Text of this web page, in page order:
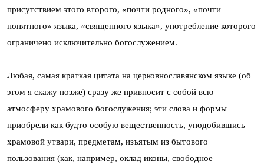
присутствием этого второго, «почти родного», «почти
понятного» языка, «священного языка», употребление которого
ограничено исключительно богослужением.
Любая, самая краткая цитата на церковнославянском языке (об
этом я скажу позже) сразу же привносит с собой всю
атмосферу храмового богослужения; эти слова и формы
приобрели как будто особую вещественность, уподобившись
храмовой утвари, предметам, изъятым из бытового
пользования (как, например, оклад иконы, свободное